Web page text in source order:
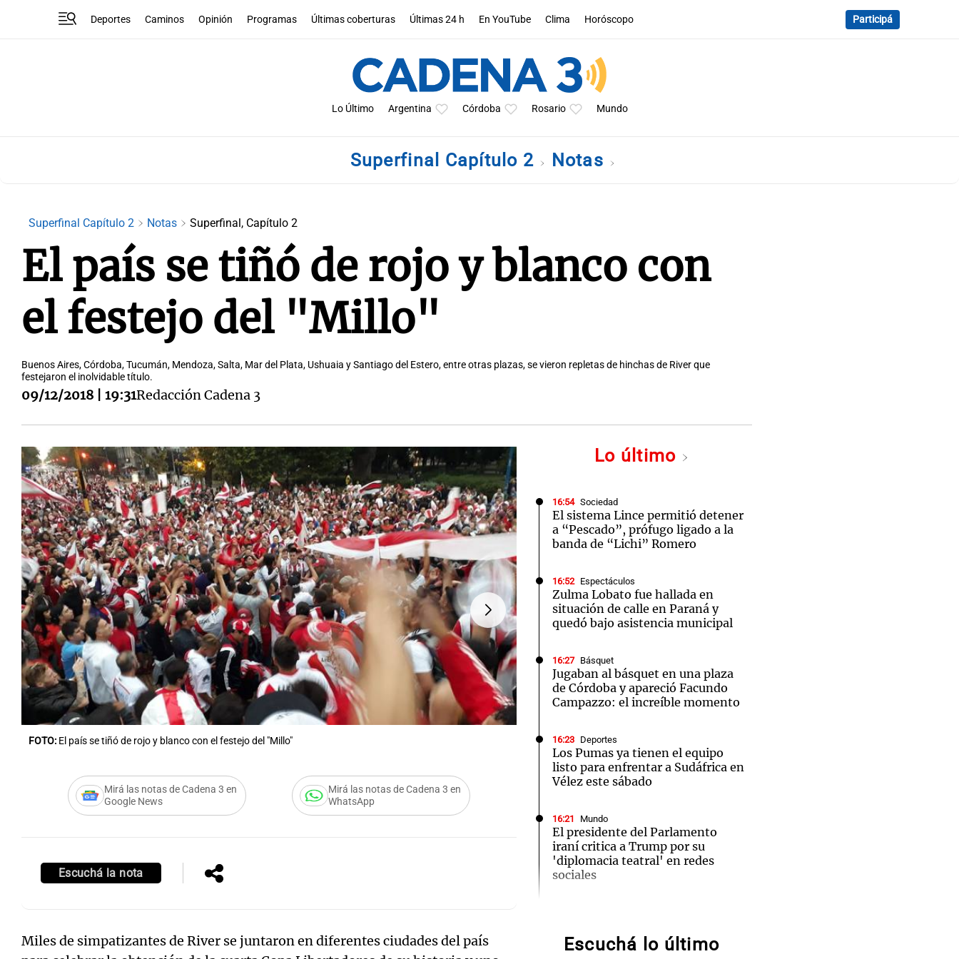
Deportes Caminos Opinión Programas Últimas coberturas Últimas 24 h En YouTube Clima Horóscopo Participá
Lo Último Argentina Córdoba Rosario Mundo
Superfinal Capítulo 2 Notas
Superfinal Capítulo 2 Notas Superfinal, Capítulo 2
El país se tiñó de rojo y blanco con
el festejo del "Millo"
Buenos Aires, Córdoba, Tucumán, Mendoza, Salta, Mar del Plata, Ushuaia y Santiago del Estero, entre otras plazas, se vieron repletas de hinchas de River que
festejaron el inolvidable título.
09/12/2018 | 19:31Redacción Cadena 3
FOTO: El país se tiñó de rojo y blanco con el festejo del "Millo"
Mirá las notas de Cadena 3 en
Google News
Mirá las notas de Cadena 3 en
WhatsApp
Escuchá la nota
Miles de simpatizantes de River se juntaron en diferentes ciudades del país
Lo último
16:54 Sociedad
El sistema Lince permitió detener
a “Pescado”, prófugo ligado a la
banda de “Lichi” Romero
16:52 Espectáculos
Zulma Lobato fue hallada en
situación de calle en Paraná y
quedó bajo asistencia municipal
16:27 Básquet
Jugaban al básquet en una plaza
de Córdoba y apareció Facundo
Campazzo: el increíble momento
16:23 Deportes
Los Pumas ya tienen el equipo
listo para enfrentar a Sudáfrica en
Vélez este sábado
16:21 Mundo
El presidente del Parlamento
iraní critica a Trump por su
'diplomacia teatral' en redes
sociales
recuerdo de una amiga del papa
León XIV sobre su misión en Perú
Escuchá lo último
Audio.
innovador
Notas Notas
Cadena 3 en Groenlandia